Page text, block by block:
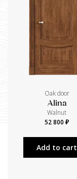
Oak door
Alina
Walnut
52 800 ₽
Add to cart